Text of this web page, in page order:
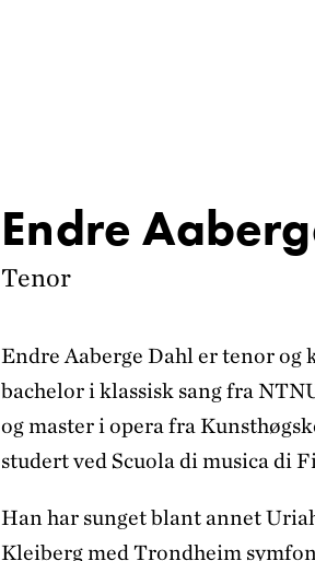
Endre
Tenor
Endre Aaberge Dahl er tenor og
bachelor i klassisk sang fra
og master i opera fra
studert ved Scuola di musica di
Han har sunget blant annet
Kleiberg med Trondheim